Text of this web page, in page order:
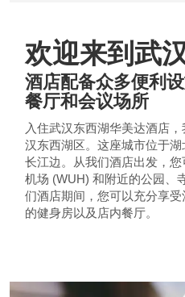
欢迎来到武
酒店配备众多便利
餐厅和会议场所
入住武汉东西湖华美达酒店
汉东西湖区。这座城市位于
长江边。从我们酒店出发，
机场 (WUH) 和附近的公园、
们酒店期间，您可以充分享
的健身房以及店内餐厅。